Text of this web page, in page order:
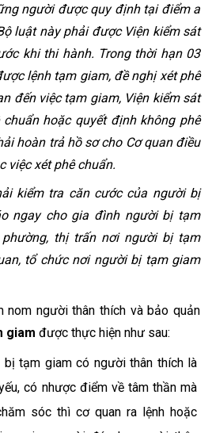
người được quy định tại điểm a
luật này phải được Viện kiểm sát
khi thi hành. Trong thời hạn 03
lệnh tạm giam, đề nghị xét phê
đến việc tạm giam, Viện kiểm sát
hoặc quyết định không phê
hoàn trả hồ sơ cho Cơ quan điều
việc xét phê chuẩn.
kiểm tra căn cước của người bị
ngay cho gia đình người bị tạm
phường, thị trấn nơi người bị tạm
tổ chức nơi người bị tạm giam
nom người thân thích và bảo quản
giam được thực hiện như sau:
bị tạm giam có người thân thích là
có nhược điểm về tâm thần mà
sóc thì cơ quan ra lệnh hoặc